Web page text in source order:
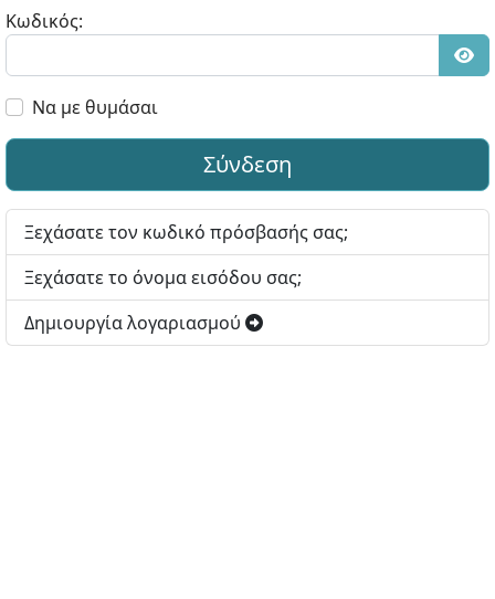
Κωδικός:
Να με θυμάσαι
Σύνδεση
Ξεχάσατε τον κωδικό πρόσβασής σας;
Ξεχάσατε το όνομα εισόδου σας;
Δημιουργία λογαριασμού